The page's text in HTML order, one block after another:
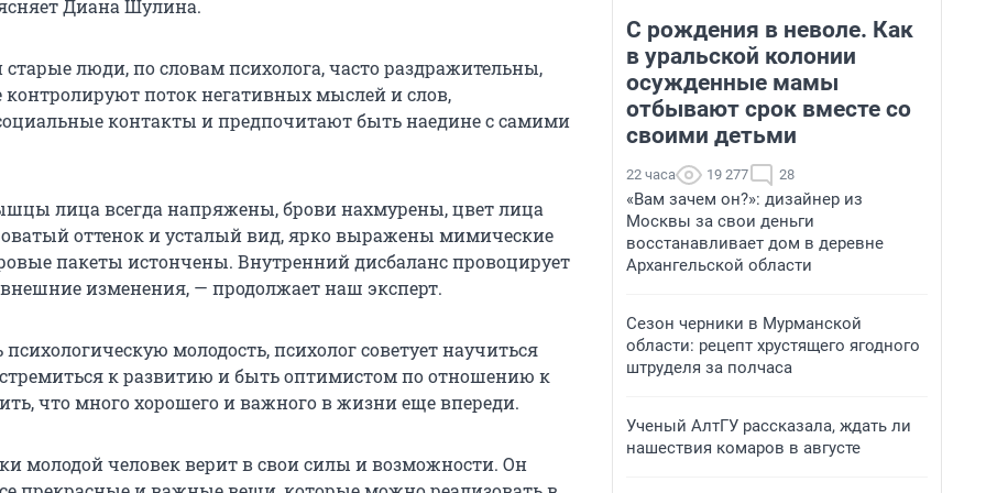
Диана Шулина.
старые люди, по словам психолога, часто раздражительны,
поток негативных мыслей и слов,
контакты и предпочитают быть наедине с самими
лица всегда напряжены, брови нахмурены, цвет лица
оттенок и усталый вид, ярко выражены мимические
пакеты истончены. Внутренний дисбаланс провоцирует
изменения, — продолжает наш эксперт.
молодость, психолог советует научиться
к развитию и быть оптимистом по отношению к
что много хорошего и важного в жизни еще впереди.
молодой человек верит в свои силы и возможности. Он
С рождения в неволе. Как
в уральской колонии
осужденные мамы
отбывают срок вместе со
своими детьми
22 часа 19 277 28
«Вам зачем он?»: дизайнер из
Москвы за свои деньги
восстанавливает дом в деревне
Архангельской области
Сезон черники в Мурманской
области: рецепт хрустящего ягодного
штруделя за полчаса
Ученый АлтГУ рассказала, ждать ли
нашествия комаров в августе